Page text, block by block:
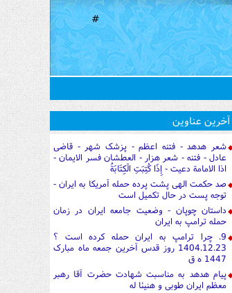
#
آخرین عناوین
شعر هدهد - فتنه اعظم - پزشک شهر - قاضی
عادل - فتنه - شعر هزار - العطشان فسر الایمان -
اذا الامامة دعیت - إِذَا كُتِبَتِ الْكِتَابَةُ
صد حکمت الهی پشت پرده حمله آمریکا به ایران -
توجه پست در حال تکمیل است
داستان چوپان - وضعیت جامعه ایران در زمان
حمله ترامپ به ایران
9. چرا ترامپ به ایران حمله کرده است ؟
1404.12.23 روز قدس آخرین جمعه ماه مبارک
1447 ه ق
پیام هدهد به مناسبت شهادت حضرت آقا رهبر
معظم ایران طوبی و هنیئا له